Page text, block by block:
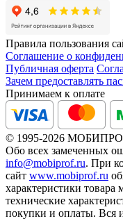
Правила пользования
Соглашение о
Публичная оферта
Зачем предоставлять
Принимаем к оплате
© 1995-2026
Обо всех замеченных
info@mobiprof.ru. При
сайт www.mobiprof.ru
характеристики товара
технические
покупки и оплаты. Вся